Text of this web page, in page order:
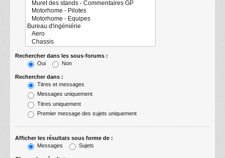
Rechercher dans les sous-forums :
Oui
Non
Rechercher dans :
Titres et messages
Messages uniquement
Titres uniquement
Premier message des sujets uniquement
Afficher les résultats sous forme de :
Messages
Sujets